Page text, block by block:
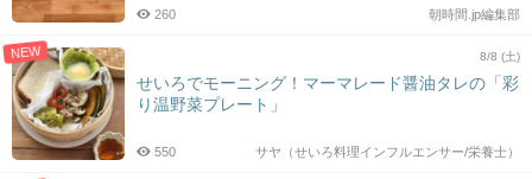
朝時間.jp編集部
260
NEW 8/8 (土)
せいろでモーニング！マーマレード醤油タレの「彩
り温野菜プレート」
サヤ（せいろ料理インフルエンサー/栄養士）
550